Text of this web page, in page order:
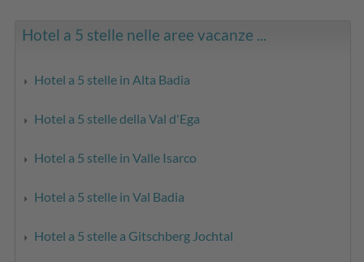
Hotel a 5 stelle nelle aree vacanze ...
Hotel a 5 stelle in Alta Badia
Hotel a 5 stelle della Val d'Ega
Hotel a 5 stelle in Valle Isarco
Hotel a 5 stelle in Val Badia
Hotel a 5 stelle a Gitschberg Jochtal